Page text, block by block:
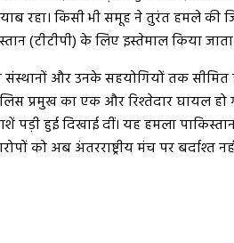
किसी भी समूह ने तुरंत हमले की
(टीटीपी) के लिए इस्तेमाल किया जाता
संस्थानों और उनके सहयोगियों तक
प्रमुख का एक और रिश्तेदार घायल हो
हुई दिखाई दीं। यह हमला
को अब अंतरराष्ट्रीय मंच पर बर्दाश्त